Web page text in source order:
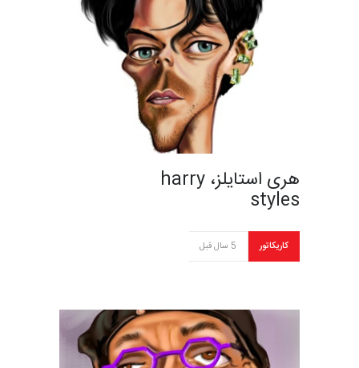
هری استایلز، harry
styles
کاریکاتور 5 سال قبل